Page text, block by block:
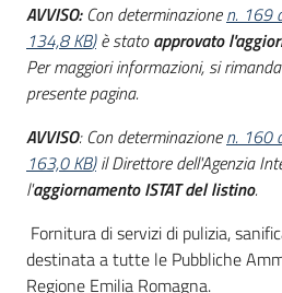
Seguici
su
AVVISO:Con determinazionen. 169
134,8 KB)è statoapprovato
Per maggiori informazioni, si
presente pagina.
AVVISO: Con determinazionen. 160
163,0 KB)il Direttore dell'Agenzia
l'aggiornamento ISTAT del listino.
Fornitura di servizi di pulizia,
destinata a tutte le Pubbliche
Regione Emilia Romagna.